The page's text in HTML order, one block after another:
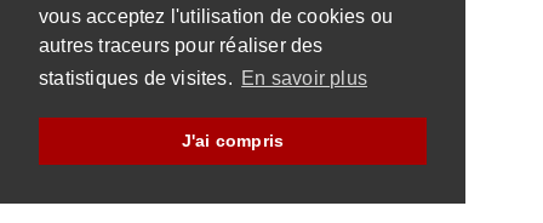
vous acceptez l'utilisation de cookies ou
autres traceurs pour réaliser des
statistiques de visites. En savoir plus
J'ai compris